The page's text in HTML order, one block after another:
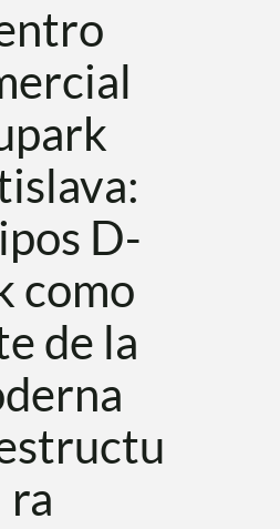
D-
como
de la
ra